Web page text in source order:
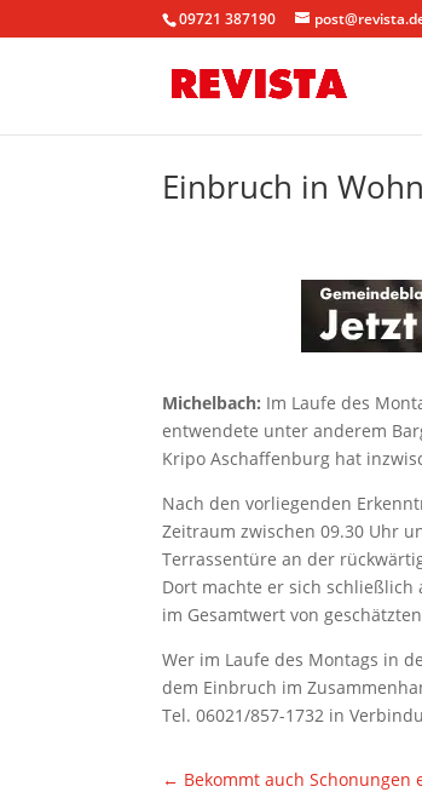
09721 387190
Einbruch in
Michelbach: Im Laufe des
entwendete unter anderem
Kripo Aschaffenburg hat
Nach den vorliegenden
Zeitraum zwischen 09.30 Uhr
Terrassentüre an der
Dort machte er sich schließlich
im Gesamtwert von
Wer im Laufe des Montags in
dem Einbruch im
Tel. 06021/857-1732 in
← Bekommt auch